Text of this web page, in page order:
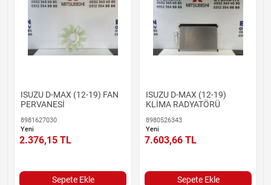
ISUZU D-MAX (12-19) FAN
PERVANESİ
8981627030
Yeni
2.376,15 TL
Sepete Ekle
ISUZU D-MAX (12-19)
KLİMA RADYATÖRÜ
8980526343
Yeni
7.603,66 TL
Sepete Ekle